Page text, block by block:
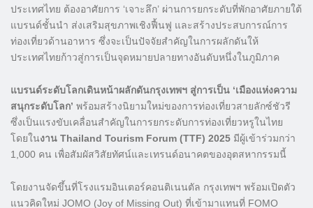
ประเทศไทย ต้องอาศัยการ ‘เจาะลึก’ ผ่านการยกระดับที่พักอาศัยภายใต้
แบรนด์ชั้นนำ ส่งเสริมสุขภาพเชิงฟื้นฟู และสร้างประสบการณ์การ
ท่องเที่ยวด้านอาหาร ซึ่งจะเป็นปัจจัยสำคัญในการผลักดันให้
ประเทศไทยก้าวสู่การเป็นจุดหมายปลายทางอันดับหนึ่งในภูมิภาค
แบรนด์ระดับโลกเดินหน้าผลักดันกรุงเทพฯ สู่การเป็น ‘เมืองแห่งความ
สนุกระดับโลก’ พร้อมสร้างนิยามใหม่ของการท่องเที่ยวสายลักซ์ชัวรี
ซึ่งเป็นแรงขับเคลื่อนสำคัญในการยกระดับการท่องเที่ยวหรูในไทย
โดยในงาน Thailand Tourism Forum (TTF) 2025 มีผู้เข้าร่วมกว่า
1,000 คน เพื่อสัมผัสวิสัยทัศน์และเทรนด์อนาคตของอุตสหากรรมนี้
โดยงานจัดขึ้นที่โรงแรมอินเตอร์คอนติเนนตัล กรุงเทพฯ พร้อมเปิดตัว
แนวคิดใหม่ JOMO (Joy of Missing Out) ที่เข้ามาแทนที่ FOMO